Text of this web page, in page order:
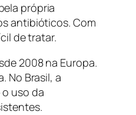
própria
antibióticos. Com
de tratar.
2008 na Europa.
No Brasil, a
uso da